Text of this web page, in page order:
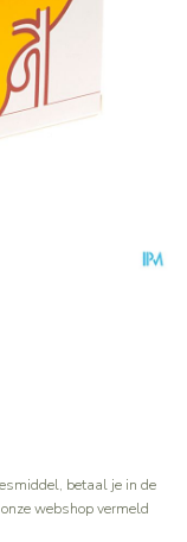
betaal je in de
webshop vermeld